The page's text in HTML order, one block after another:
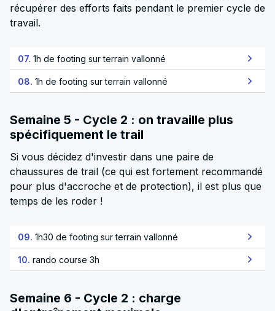
récupérer des efforts faits pendant le premier cycle de
travail.
07. 1h de footing sur terrain vallonné
08. 1h de footing sur terrain vallonné
Semaine 5 - Cycle 2 : on travaille plus
spécifiquement le trail
Si vous décidez d'investir dans une paire de
chaussures de trail (ce qui est fortement recommandé
pour plus d'accroche et de protection), il est plus que
temps de les roder !
09. 1h30 de footing sur terrain vallonné
10. rando course 3h
Semaine 6 - Cycle 2 : charge